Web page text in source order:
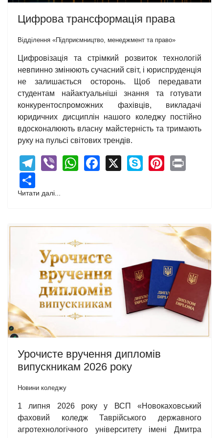
Цифрова трансформація права
Відділення «Підприємництво, менеджмент та право»
Цифровізація та стрімкий розвиток технологій
невпинно змінюють сучасний світ, і юриспруденція
не залишається осторонь. Щоб передавати
студентам найактуальніші знання та готувати
конкурентоспроможних фахівців, викладачі
юридичних дисциплін нашого коледжу постійно
вдосконалюють власну майстерність та тримають
руку на пульсі світових трендів.
Telegram
ViberWhatsApp
Facebook
X Skype
Читати далі...
Урочисте вручення дипломів
випускникам 2026 року
Новини коледжу
1 липня 2026 року у ВСП «Новокаховський
фаховий коледж Таврійського державного
агротехнологічного університету імені Дмитра